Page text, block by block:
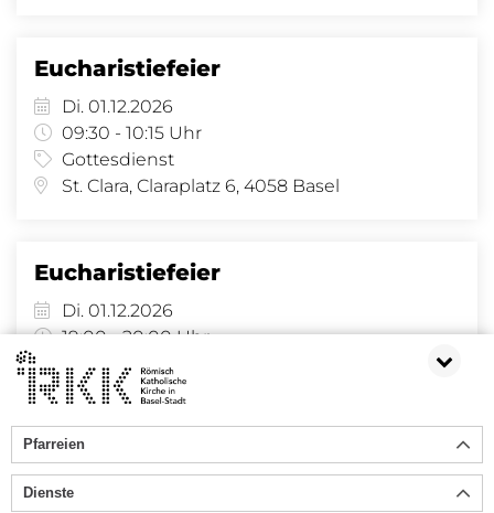
Eucharistiefeier
Di. 01.12.2026
09:30 - 10:15 Uhr
Gottesdienst
St. Clara, Claraplatz 6, 4058 Basel
Eucharistiefeier
Di. 01.12.2026
19:00 - 20:00 Uhr
Gottesdienst
St. Joseph, Amerbachstr. 9, 4057 Basel
21 22 23 24 25 26 27 28 29 30
Pfarreien
Dienste